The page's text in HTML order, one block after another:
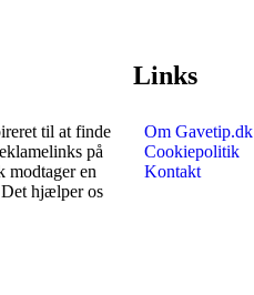
til at finde
på
modtager en
hjælper os
Links
Om Gavetip.dk
Cookiepolitik
Kontakt